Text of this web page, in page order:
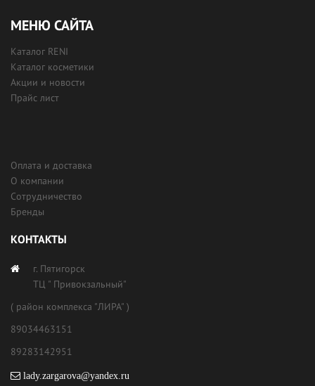
МЕНЮ САЙТА
Каталог RENI
Каталог косметики
Акции и новости
Прайс лист
Оплата и доставка
О компании
Сотрудничество
Бренды
КОНТАКТЫ
г. Пятигорск
ТЦ " Привокзальный"
( район комплекса "ЛИРА" )
89034463151
89283142951
lady.zargarova@yandex.ru